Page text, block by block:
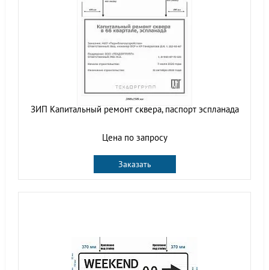
ЗИП Капитальный ремонт сквера, паспорт эспланада
Цена по запросу
Заказать